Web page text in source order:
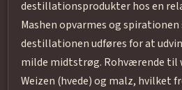
destillationsprodukter hos en
Mashen opvarmes og
destillationen udføres for at
milde midtstrøg. Rohværende til
Weizen (hvede) og malz, hvilket